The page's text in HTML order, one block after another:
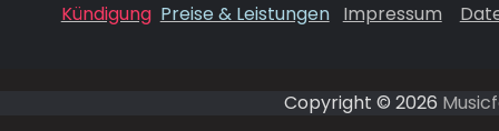
Kündigung Preise & Leistungen Impressum
Copyright © 2026